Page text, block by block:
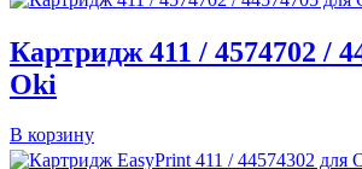
Картридж 411 / 4574702 /
Oki
В корзину